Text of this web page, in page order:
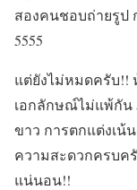
สองคนชอบถ่ายรูป
5555
แต่ยังไม่หมดครับ!!
เอกลักษณ์ไม่แพ้กัน
ขาว การตกแต่งเน้
ความสะดวกครบค
แน่นอน!!